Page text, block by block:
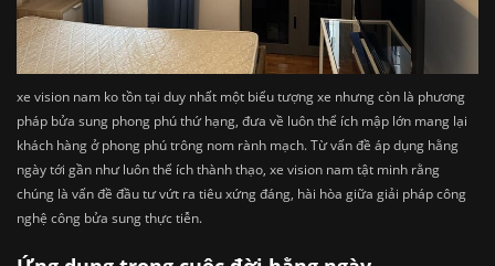
xe vision nam ko tồn tại duy nhất một biểu tượng xe nhưng còn là phương
pháp bửa sung phong phú thứ hạng, đưa về luôn thể ích mập lớn mang lại
khách hàng ở phong phú trông nom rành mạch. Từ vấn đề áp dụng hằng
ngày tới gần như luôn thể ích thành thạo, xe vision nam tật minh rằng
chúng là vấn đề đầu tư vứt ra tiêu xứng đáng, hài hòa giữa giải pháp công
nghệ công bửa sung thực tiễn.